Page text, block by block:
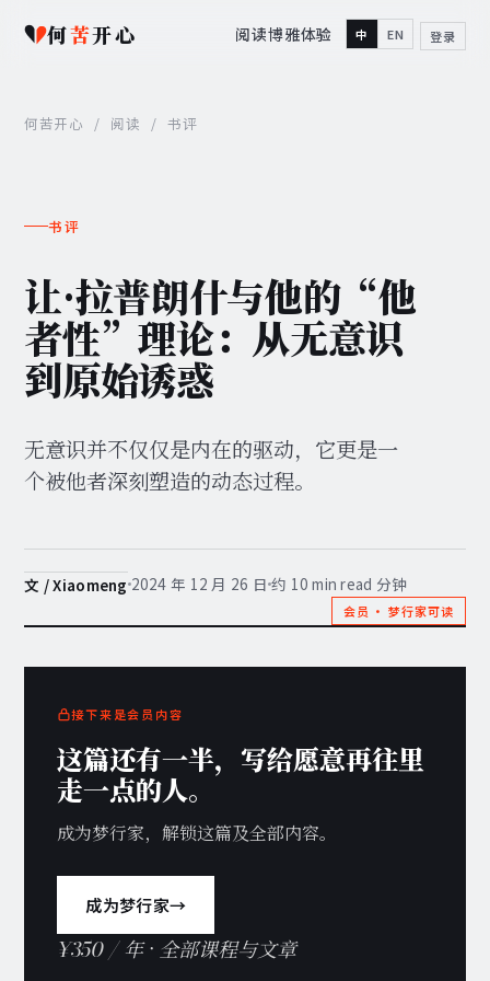
何苦开心 阅读博雅体验 中 EN 登录
何苦开心 / 阅读 / 书评
书评
让·拉普朗什与他的“他
者性”理论：从无意识
到原始诱惑
无意识并不仅仅是内在的驱动，它更是一
个被他者深刻塑造的动态过程。
文 / Xiaomeng 2024 年 12 月 26 日 约 10 min read 分钟
会员 · 梦行家可读
接下来是会员内容
这篇还有一半，写给愿意再往里
走一点的人。
成为梦行家，解锁这篇及全部内容。
成为梦行家→
¥350 / 年 · 全部课程与文章